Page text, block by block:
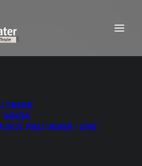
THEATER
IM ST. PAULI THEATER – DTHG